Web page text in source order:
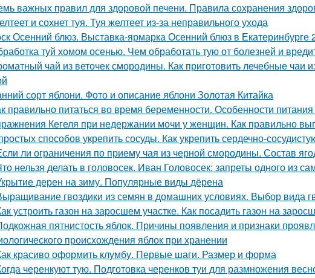
важных правил для здоровой печени. Правила сохранения
и сохнет туя. Туя желтеет из-за неправильного ухода
Осенний блюз. Выставка-ярмарка Осенний блюз в Екатеринбурге
туй хомом осенью. Чем обработать тую от болезней и
чай из веточек смородины. Как приготовить лечебные чаи
сорт яблони. Фото и описание яблони Золотая Китайка
правильно питаться во время беременности. Особенности
Кегеля при недержании мочи у женщин. Как правильно
способов укрепить сосуды. Как укрепить сердечно-
ли ограничения по приему чая из черной смородины. Состав
нельзя делать в головосек. Иван Головосек: запреты одного из
дерен на зиму. Популярные виды дёрена
гвоздики из семян в домашних условиях. Выбор вида
устроить газон на заросшем участке. Как посадить газон на
пятнистость яблок. Причины появления и признаки
происхождения яблок при хранении
красиво оформить клумбу. Первые шаги. Размер и форма
черенкуют тую. Подготовка черенков туи для размножения